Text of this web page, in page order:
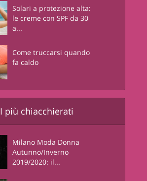
Solari a protezione alta:
le creme con SPF da 30
a...
Come truccarsi quando
fa caldo
I più chiacchierati
Milano Moda Donna
Autunno/Inverno
2019/2020: il...